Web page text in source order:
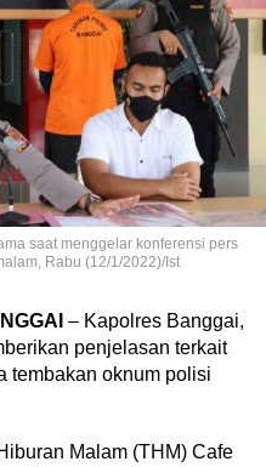
saat menggelar konferensi pers
Rabu (12/1/2022)/Ist
– Kapolres Banggai,
penjelasan terkait
tembakan oknum polisi
Malam (THM) Cafe